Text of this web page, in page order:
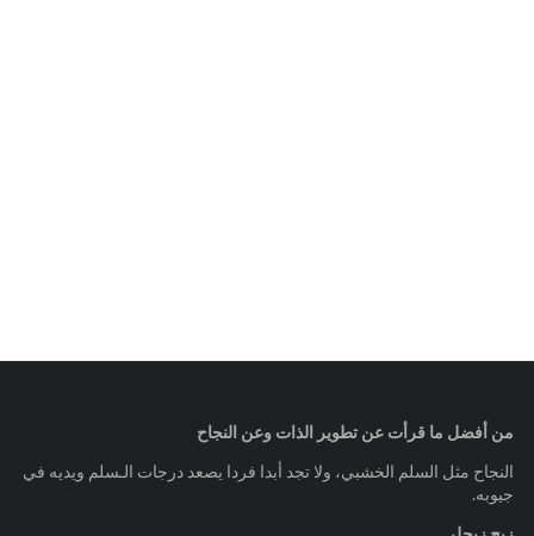
من أفضل ما قرأت عن تطوير الذات وعن النجاح
النجاح مثل السلم الخشبي، ولا تجد أبدا فردا يصعد درجات الـسلم ويديه في
جيوبه.